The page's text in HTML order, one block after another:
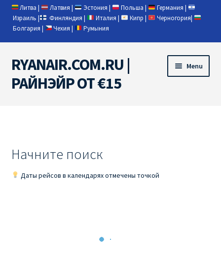
Литва | Латвия | Эстония | Польша | Германия |
Израиль | Финляндия | Италия | Кипр | Черногория|
Болгария | Чехия | Румыния
Skip
to
navigation
Skip
to
content
RYANAIR.COM.RU |
РАЙНЭЙР ОТ €15
Menu
RYANAIR PL ОТ € 9
Начните поиск
Даты рейсов в календарях отмечены точкой